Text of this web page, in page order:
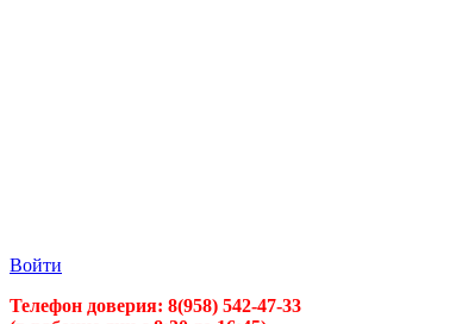
Войти
Телефон доверия: 8(958) 542-47-33